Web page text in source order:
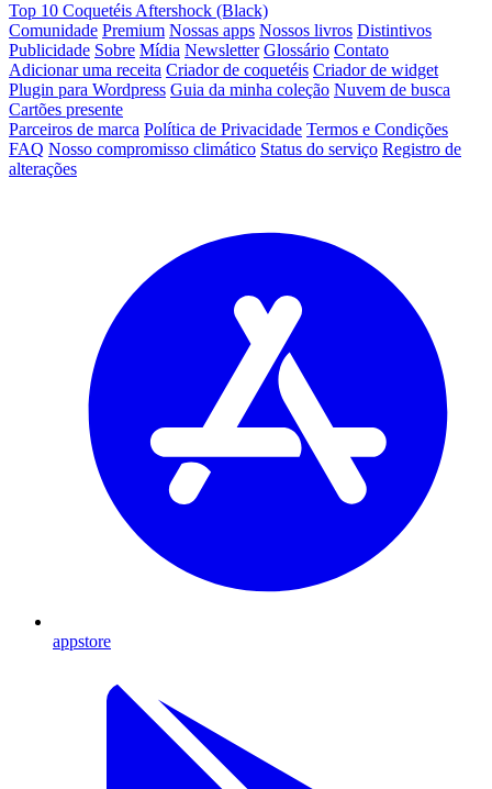
Top 10 Coquetéis Aftershock (Black)
Comunidade Premium Nossas apps Nossos livros Distintivos
Publicidade Sobre Mídia Newsletter Glossário Contato
Adicionar uma receita Criador de coquetéis Criador de widget
Plugin para Wordpress Guia da minha coleção Nuvem de busca
Cartões presente
Parceiros de marca Política de Privacidade Termos e Condições
FAQ Nosso compromisso climático Status do serviço Registro de
alterações
appstore